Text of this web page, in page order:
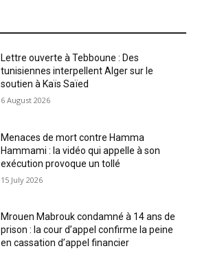
Lettre ouverte à Tebboune : Des
tunisiennes interpellent Alger sur le
soutien à Kaïs Saïed
6 August 2026
Menaces de mort contre Hamma
Hammami : la vidéo qui appelle à son
exécution provoque un tollé
15 July 2026
Mrouen Mabrouk condamné à 14 ans de
prison : la cour d’appel confirme la peine
en cassation d’appel financier